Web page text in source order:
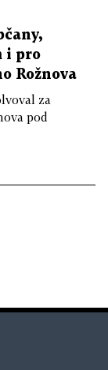
i pro
Rožnova
za
pod